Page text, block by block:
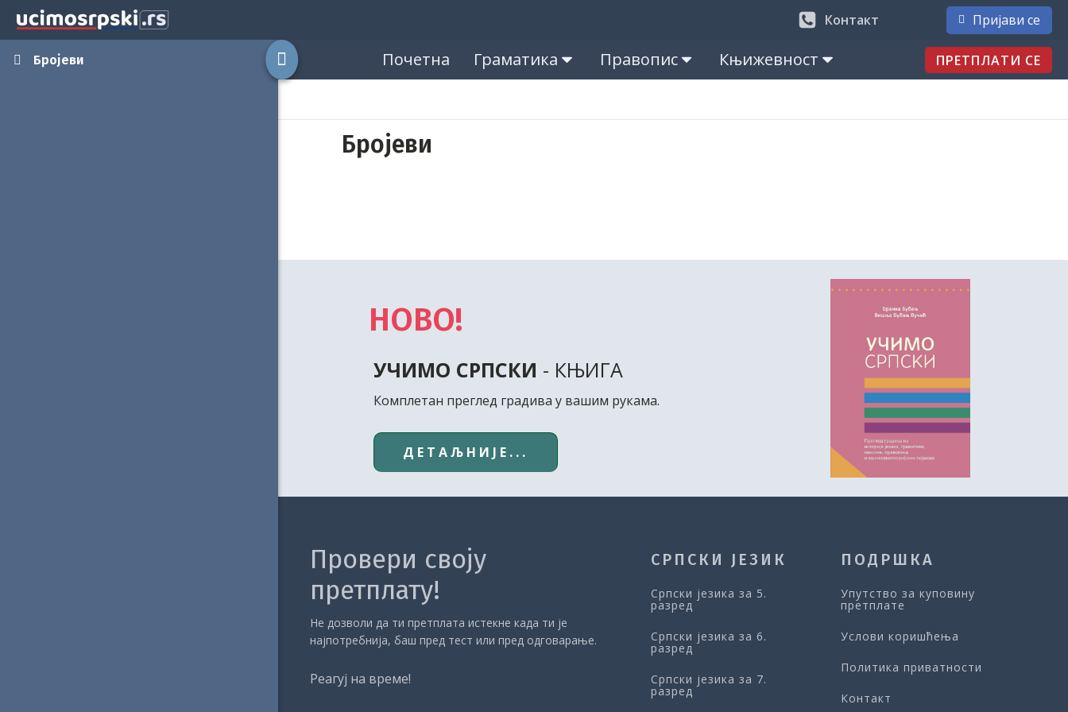
Бројеви
Контакт Пријави се
Почетна Граматика Правопис Књижевност ПРЕТПЛАТИ СЕ
Бројеви
НОВО!
УЧИМО СРПСКИ - КЊИГА
Комплетан преглед градива у вашим рукама.
ДЕТАЉНИЈЕ...
Провери своју
претплату!
Не дозволи да ти претплата истекне када ти је
најпотребнија, баш пред тест или пред одговарање.
Реагуј на време!
СРПСКИ ЈЕЗИК
Српски језика за 5.
разред
Српски језика за 6.
разред
Српски језика за 7.
разред
ПОДРШКА
Упутство за куповину
претплате
Услови коришћења
Политика приватности
Контакт